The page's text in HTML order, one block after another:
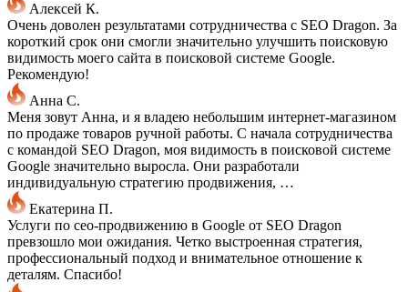
Алексей К.
Очень доволен результатами сотрудничества с SEO Dragon. За
короткий срок они смогли значительно улучшить поисковую
видимость моего сайта в поисковой системе Google.
Рекомендую!
Анна С.
Меня зовут Анна, и я владею небольшим интернет-магазином
по продаже товаров ручной работы. С начала сотрудничества
с командой SEO Dragon, моя видимость в поисковой системе
Google значительно выросла. Они разработали
индивидуальную стратегию продвижения, …
Екатерина П.
Услуги по сео-продвижению в Google от SEO Dragon
превзошло мои ожидания. Четко выстроенная стратегия,
профессиональный подход и внимательное отношение к
деталям. Спасибо!